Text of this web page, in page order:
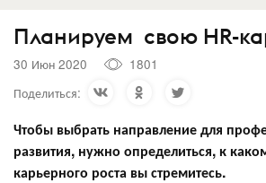
Планируем свою HR-
30 Июн 2020
1801
Поделиться:
Чтобы выбрать направление для
развития, нужно определиться, к
карьерного роста вы стремитесь.